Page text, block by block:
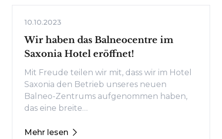
10.10.2023
Wir haben das Balneocentre im
Saxonia Hotel eröffnet!
Mit Freude teilen wir mit, dass wir im Hotel
Saxonia den Betrieb unseres neuen
Balneo-Zentrums aufgenommen haben,
das eine breite…
Mehr lesen